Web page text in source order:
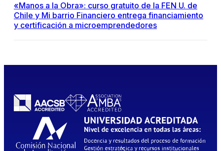
«Manos a la Obra»: curso gratuito de la FEN U. de
Chile y Mi barrio Financiero entrega financiamiento
y certificación a microemprendedores